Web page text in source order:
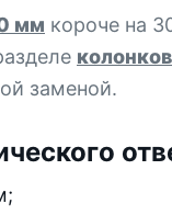
мм короче на
заменой.